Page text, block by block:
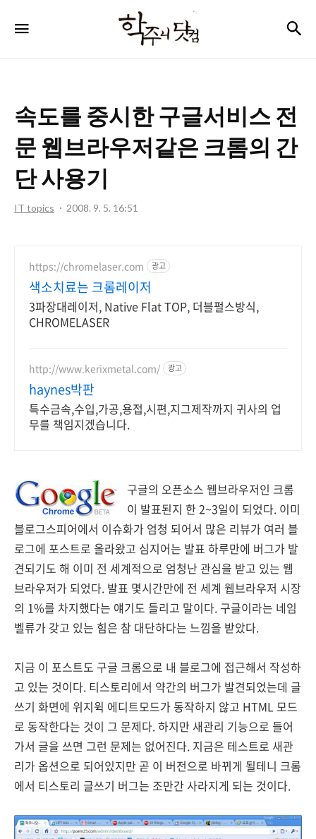
주
컴
속도를 중시한 구글서비스 전
문 웹브라우저같은 크롬의 간
단 사용기
IT topics 2008. 9. 5. 16:51
https://chromelaser.com 광고
색소치료는 크롬레이저
3파장대레이저, Native Flat TOP, 더블펄스방식,
CHROMELASER
http://www.kerixmetal.com/ 광고
haynes박판
특수금속,수입,가공,용접,시편,지그제작까지 귀사의 업
무를 책임지겠습니다.
구글의 오픈소스 웹브라우저인 크롬
이 발표된지 한 2~3일이 되었다. 이미
블로그스피어에서 이슈화가 엄청 되어서 많은 리뷰가 여러 블
로그에 포스트로 올라왔고 심지어는 발표 하루만에 버그가 발
견되기도 해 이미 전 세계적으로 엄청난 관심을 받고 있는 웹
브라우저가 되었다. 발표 몇시간만에 전 세계 웹브라우저 시장
의 1%를 차지했다는 얘기도 들리고 말이다. 구글이라는 네임
벨류가 갖고 있는 힘은 참 대단하다는 느낌을 받았다.
지금 이 포스트도 구글 크롬으로 내 블로그에 접근해서 작성하
고 있는 것이다. 티스토리에서 약간의 버그가 발견되었는데 글
쓰기 화면에 위지윅 에디트모드가 동작하지 않고 HTML 모드
로 동작한다는 것이 그 문제다. 하지만 새관리 기능으로 들어
가서 글을 쓰면 그런 문제는 없어진다. 지금은 테스트로 새관
리가 옵션으로 되어있지만 곧 이 버전으로 바뀌게 될테니 크롬
에서 티스토리 글쓰기 버그는 조만간 사라지게 되는 것이다.